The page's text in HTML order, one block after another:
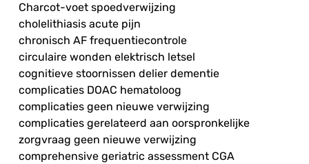
Charcot-voet spoedverwijzing
cholelithiasis acute pijn
chronisch AF frequentiecontrole
circulaire wonden elektrisch letsel
cognitieve stoornissen delier dementie
complicaties DOAC hematoloog
complicaties geen nieuwe verwijzing
complicaties gerelateerd aan oorspronkelijke
zorgvraag geen nieuwe verwijzing
comprehensive geriatric assessment CGA